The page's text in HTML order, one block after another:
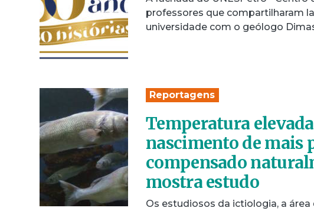
professores que compartilharam
universidade com o geólogo
Reportagens
Temperatura
nascimento de mais
compensado
mostra estudo
Os estudiosos da ictiologia, a